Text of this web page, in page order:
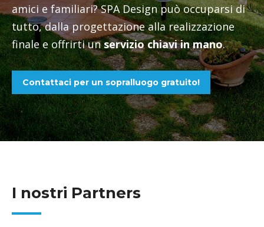
amici e familiari? SPA Design può occuparsi di
tutto, dalla progettazione alla realizzazione
finale e offrirti unservizio chiavi in mano.
Contattaci per un sopralluogo gratuito!
I nostri Partners